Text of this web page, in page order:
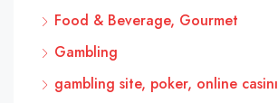
Food & Beverage, Gourmet
Gambling
gambling site, poker, online casinı